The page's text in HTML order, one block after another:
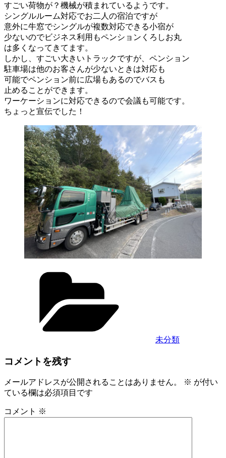
すごい荷物が？機械が積まれているようです。
シングルルーム対応でお二人の宿泊ですが
意外に牛窓でシングルが複数対応できる小宿が
少ないのでビジネス利用もペンションくろしお丸
は多くなってきてます。
しかし、すごい大きいトラックですが、ペンション
駐車場は他のお客さんが少ないときは対応も
可能でペンション前に広場もあるのでバスも
止めることができます。
ワーケーションに対応できるので会議も可能です。
ちょっと宣伝でした！
未分類
コメントを残す
メールアドレスが公開されることはありません。 ※ が付い
ている欄は必須項目です
コメント ※